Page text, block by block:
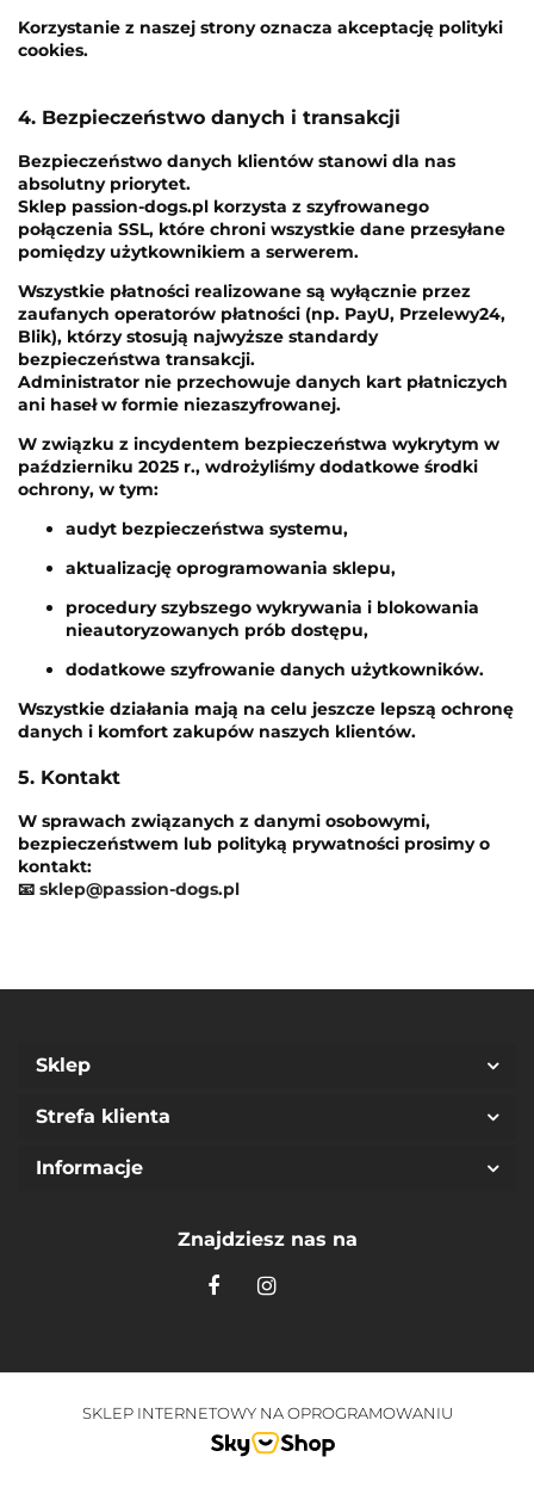
Korzystanie z naszej strony oznacza akceptację polityki
cookies.
4. Bezpieczeństwo danych i transakcji
Bezpieczeństwo danych klientów stanowi dla nas
absolutny priorytet.
Sklep passion-dogs.pl korzysta z szyfrowanego
połączenia SSL, które chroni wszystkie dane przesyłane
pomiędzy użytkownikiem a serwerem.
Wszystkie płatności realizowane są wyłącznie przez
zaufanych operatorów płatności (np. PayU, Przelewy24,
Blik), którzy stosują najwyższe standardy
bezpieczeństwa transakcji.
Administrator nie przechowuje danych kart płatniczych
ani haseł w formie niezaszyfrowanej.
W związku z incydentem bezpieczeństwa wykrytym w
październiku 2025 r., wdrożyliśmy dodatkowe środki
ochrony, w tym:
audyt bezpieczeństwa systemu,
aktualizację oprogramowania sklepu,
procedury szybszego wykrywania i blokowania
nieautoryzowanych prób dostępu,
dodatkowe szyfrowanie danych użytkowników.
Wszystkie działania mają na celu jeszcze lepszą ochronę
danych i komfort zakupów naszych klientów.
5. Kontakt
W sprawach związanych z danymi osobowymi,
bezpieczeństwem lub polityką prywatności prosimy o
kontakt:
📧 sklep@passion-dogs.pl
Sklep
Strefa klienta
Informacje
Znajdziesz nas na
SKLEP INTERNETOWY NA OPROGRAMOWANIU